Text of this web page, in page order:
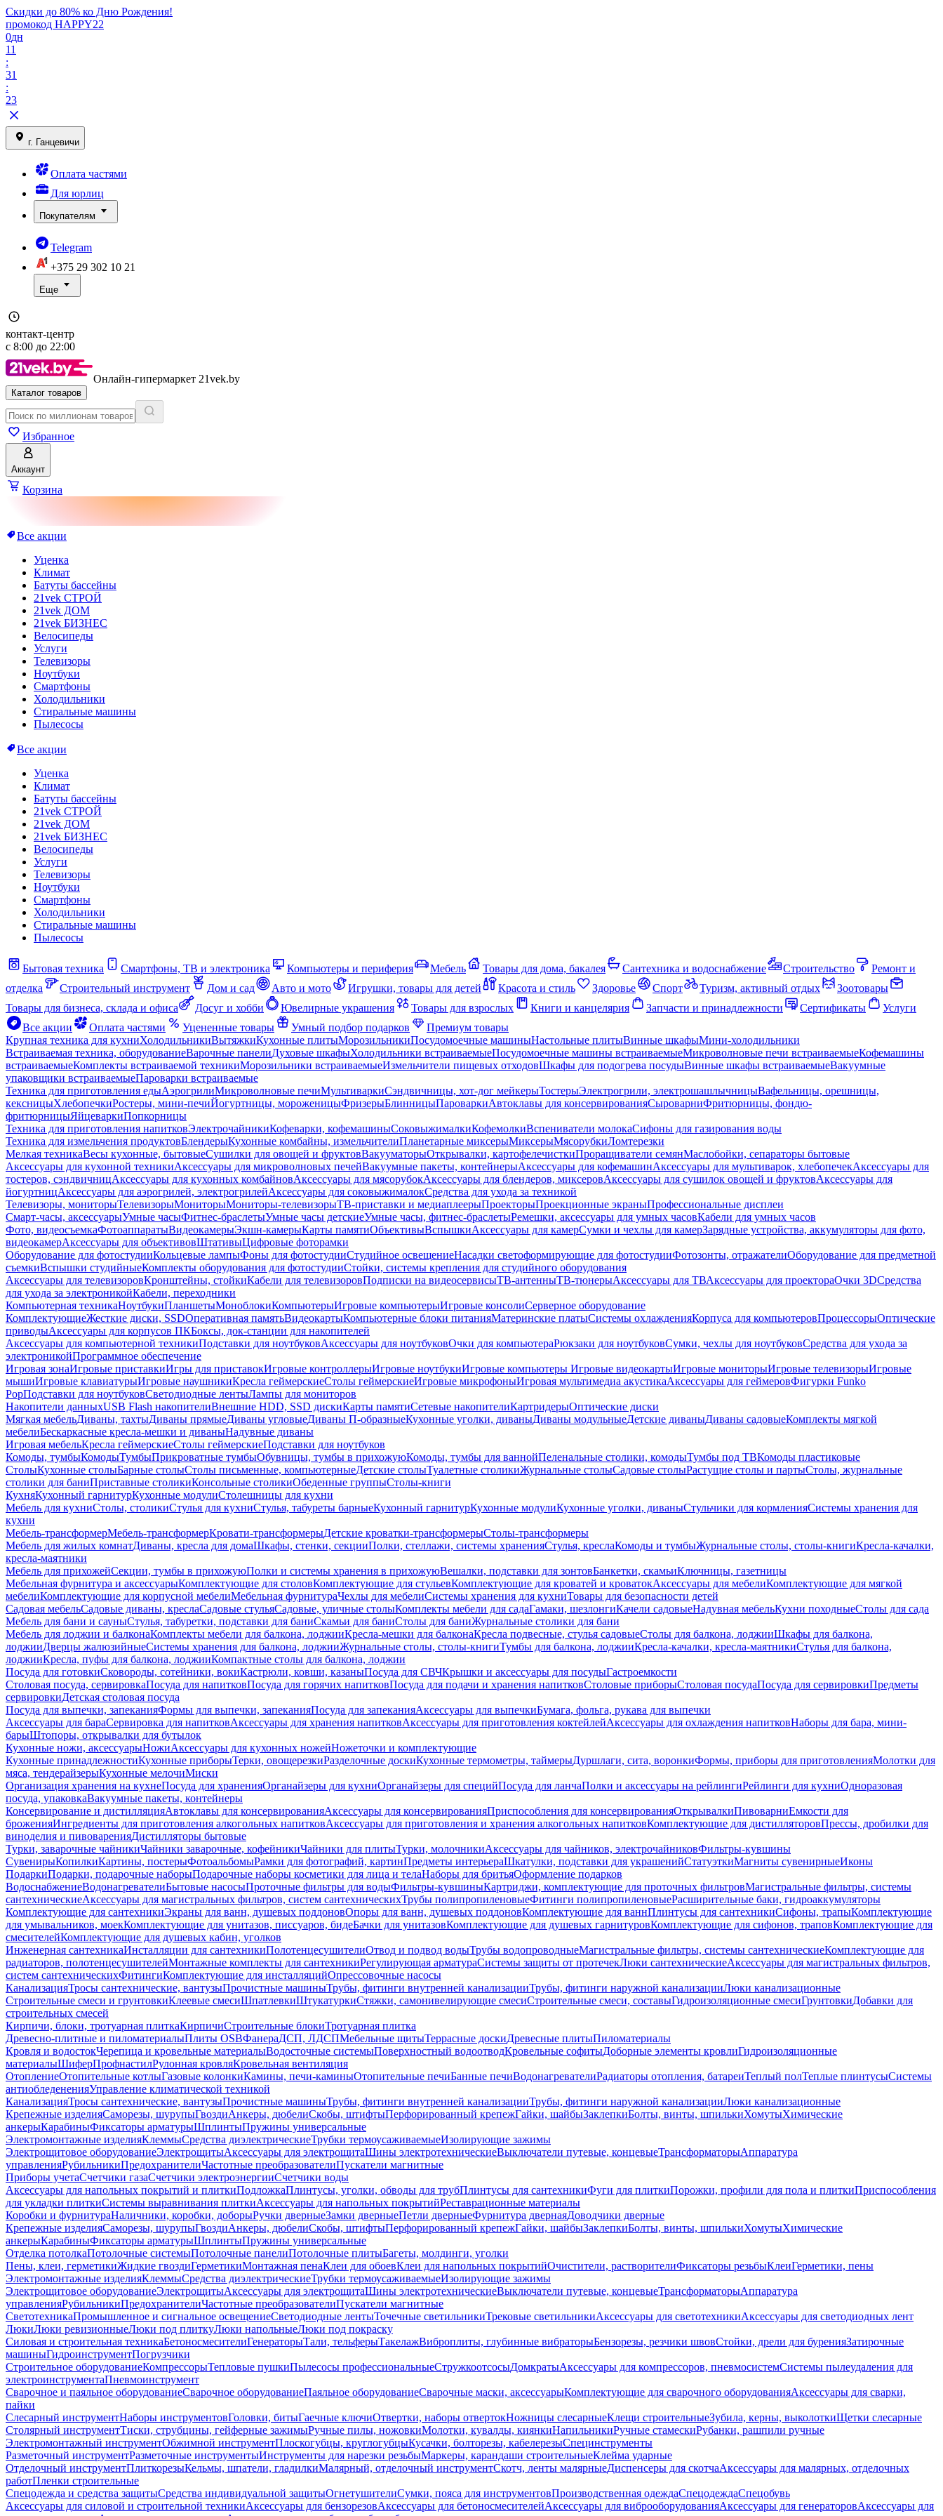
Скидки до 80% ко Дню Рождения!
промокод HAPPY22
0дн
11
:
31
:
23
г. Ганцевичи
Оплата частями
Для юрлиц
Покупателям
Telegram
+375 29 302 10 21
Еще
контакт-центр
с 8:00 до 22:00
Онлайн-гипермаркет 21vek.by
Каталог товаров
Избранное
Аккаунт
Корзина
Все акции
Уценка
Климат
Батуты бассейны
21vek СТРОЙ
21vek ДОМ
21vek БИЗНЕС
Велосипеды
Услуги
Телевизоры
Ноутбуки
Смартфоны
Холодильники
Стиральные машины
Пылесосы
Все акции
Уценка
Климат
Батуты бассейны
21vek СТРОЙ
21vek ДОМ
21vek БИЗНЕС
Велосипеды
Услуги
Телевизоры
Ноутбуки
Смартфоны
Холодильники
Стиральные машины
Пылесосы
Бытовая техника Смартфоны, ТВ и электроника Компьютеры и периферия Мебель Товары для дома, бакалея Сантехника и водоснабжение Строительство
Ремонт и
отделка
Строительный инструмент Дом и сад Авто и мото Игрушки, товары для детей Красота и стиль Здоровье Спорт Туризм, активный отдых
Зоотовары
Товары для бизнеса, склада и офиса
Досуг и хобби Ювелирные украшения Товары для взрослых Книги и канцелярия Запчасти и принадлежности Сертификаты
Услуги
Все акции
Оплата частями Уцененные товары Умный подбор подарков
Премиум товары
Крупная техника для кухниХолодильникиВытяжкиКухонные плитыМорозильникиПосудомоечные машиныНастольные плитыВинные шкафыМини-холодильники
Встраиваемая техника, оборудованиеВарочные панелиДуховые шкафыХолодильники встраиваемыеПосудомоечные машины встраиваемыеМикроволновые печи встраиваемыеКофемашины
встраиваемыеКомплекты встраиваемой техникиМорозильники встраиваемыеИзмельчители пищевых отходовШкафы для подогрева посудыВинные шкафы встраиваемыеВакуумные
упаковщики встраиваемыеПароварки встраиваемые
Техника для приготовления едыАэрогрилиМикроволновые печиМультиваркиСэндвичницы, хот-дог мейкерыТостерыЭлектрогрили, электрошашлычницыВафельницы, орешницы,
кексницыХлебопечкиРостеры, мини-печиЙогуртницы, мороженицыФризерыБлинницыПароваркиАвтоклавы для консервированияСыроварниФритюрницы, фондю-
фритюрницыЯйцеваркиПопкорницы
Техника для приготовления напитковЭлектрочайникиКофеварки, кофемашиныСоковыжималкиКофемолкиВспениватели молокаСифоны для газирования воды
Техника для измельчения продуктовБлендерыКухонные комбайны, измельчителиПланетарные миксерыМиксерыМясорубкиЛомтерезки
Мелкая техникаВесы кухонные, бытовыеСушилки для овощей и фруктовВакууматорыОткрывалки, картофелечисткиПроращиватели семянМаслобойки, сепараторы бытовые
Аксессуары для кухонной техникиАксессуары для микроволновых печейВакуумные пакеты, контейнерыАксессуары для кофемашинАксессуары для мультиварок, хлебопечекАксессуары для
тостеров, сэндвичницАксессуары для кухонных комбайновАксессуары для мясорубокАксессуары для блендеров, миксеровАксессуары для сушилок овощей и фруктовАксессуары для
йогуртницАксессуары для аэрогрилей, электрогрилейАксессуары для соковыжималокСредства для ухода за техникой
Телевизоры, мониторыТелевизорыМониторыМониторы-телевизорыТВ-приставки и медиаплеерыПроекторыПроекционные экраныПрофессиональные дисплеи
Смарт-часы, аксессуарыУмные часыФитнес-браслетыУмные часы детскиеУмные часы, фитнес-браслетыРемешки, аксессуары для умных часовКабели для умных часов
Фото, видеосъемкаФотоаппаратыВидеокамерыЭкшн-камерыКарты памятиОбъективыВспышкиАксессуары для камерСумки и чехлы для камерЗарядные устройства, аккумуляторы для фото,
видеокамерАксессуары для объективовШтативыЦифровые фоторамки
Оборудование для фотостудииКольцевые лампыФоны для фотостудииСтудийное освещениеНасадки светоформирующие для фотостудииФотозонты, отражателиОборудование для предметной
съемкиВспышки студийныеКомплекты оборудования для фотостудииСтойки, системы крепления для студийного оборудования
Аксессуары для телевизоровКронштейны, стойкиКабели для телевизоровПодписки на видеосервисыТВ-антенныТВ-тюнерыАксессуары для ТВАксессуары для проектораОчки 3DСредства
для ухода за электроникойКабели, переходники
Компьютерная техникаНоутбукиПланшетыМоноблокиКомпьютерыИгровые компьютерыИгровые консолиСерверное оборудование
КомплектующиеЖесткие диски, SSDОперативная памятьВидеокартыКомпьютерные блоки питанияМатеринские платыСистемы охлажденияКорпуса для компьютеровПроцессорыОптические
приводыАксессуары для корпусов ПКБоксы, док-станции для накопителей
Аксессуары для компьютерной техникиПодставки для ноутбуковАксессуары для ноутбуковОчки для компьютераРюкзаки для ноутбуковСумки, чехлы для ноутбуковСредства для ухода за
электроникойПрограммное обеспечение
Игровая зонаИгровые приставкиИгры для приставокИгровые контроллерыИгровые ноутбукиИгровые компьютеры Игровые видеокартыИгровые мониторыИгровые телевизорыИгровые
мышиИгровые клавиатурыИгровые наушникиКресла геймерскиеСтолы геймерскиеИгровые микрофоныИгровая мультимедиа акустикаАксессуары для геймеровФигурки Funko
PopПодставки для ноутбуковСветодиодные лентыЛампы для мониторов
Накопители данныхUSB Flash накопителиВнешние HDD, SSD дискиКарты памятиСетевые накопителиКартридерыОптические диски
Мягкая мебельДиваны, тахтыДиваны прямыеДиваны угловыеДиваны П-образныеКухонные уголки, диваныДиваны модульныеДетские диваныДиваны садовыеКомплекты мягкой
мебелиБескаркасные кресла-мешки и диваныНадувные диваны
Игровая мебельКресла геймерскиеСтолы геймерскиеПодставки для ноутбуков
Комоды, тумбыКомодыТумбыПрикроватные тумбыОбувницы, тумбы в прихожуюКомоды, тумбы для ваннойПеленальные столики, комодыТумбы под ТВКомоды пластиковые
СтолыКухонные столыБарные столыСтолы письменные, компьютерныеДетские столыТуалетные столикиЖурнальные столыСадовые столыРастущие столы и партыСтолы, журнальные
столики для баниПриставные столикиКонсольные столикиОбеденные группыСтолы-книги
КухняКухонный гарнитурКухонные модулиСтолешницы для кухни
Мебель для кухниСтолы, столикиСтулья для кухниСтулья, табуреты барныеКухонный гарнитурКухонные модулиКухонные уголки, диваныСтульчики для кормленияСистемы хранения для
кухни
Мебель-трансформерМебель-трансформерКровати-трансформерыДетские кроватки-трансформерыСтолы-трансформеры
Мебель для жилых комнатДиваны, кресла для домаШкафы, стенки, секцииПолки, стеллажи, системы храненияСтулья, креслаКомоды и тумбыЖурнальные столы, столы-книгиКресла-качалки,
кресла-маятники
Мебель для прихожейСекции, тумбы в прихожуюПолки и системы хранения в прихожуюВешалки, подставки для зонтовБанкетки, скамьиКлючницы, газетницы
Мебельная фурнитура и аксессуарыКомплектующие для столовКомплектующие для стульевКомплектующие для кроватей и кроватокАксессуары для мебелиКомплектующие для мягкой
мебелиКомплектующие для корпусной мебелиМебельная фурнитураЧехлы для мебелиСистемы хранения для кухниТовары для безопасности детей
Садовая мебельСадовые диваны, креслаСадовые стульяСадовые, уличные столыКомплекты мебели для садаГамаки, шезлонгиКачели садовыеНадувная мебельКухни походныеСтолы для сада
Мебель для бани и сауныСтулья, табуретки, подставки для баниСкамьи для баниСтолы для баниЖурнальные столики для бани
Мебель для лоджии и балконаКомплекты мебели для балкона, лоджииКресла-мешки для балконаКресла подвесные, стулья садовыеСтолы для балкона, лоджииШкафы для балкона,
лоджииДверцы жалюзийныеСистемы хранения для балкона, лоджииЖурнальные столы, столы-книгиТумбы для балкона, лоджииКресла-качалки, кресла-маятникиСтулья для балкона,
лоджииКресла, пуфы для балкона, лоджииКомпактные столы для балкона, лоджии
Посуда для готовкиСковороды, сотейники, вокиКастрюли, ковши, казаныПосуда для СВЧКрышки и аксессуары для посудыГастроемкости
Столовая посуда, сервировкаПосуда для напитковПосуда для горячих напитковПосуда для подачи и хранения напитковСтоловые приборыСтоловая посудаПосуда для сервировкиПредметы
сервировкиДетская столовая посуда
Посуда для выпечки, запеканияФормы для выпечки, запеканияПосуда для запеканияАксессуары для выпечкиБумага, фольга, рукава для выпечки
Аксессуары для бараСервировка для напитковАксессуары для хранения напитковАксессуары для приготовления коктейлейАксессуары для охлаждения напитковНаборы для бара, мини-
барыШтопоры, открывалки для бутылок
Кухонные ножи, аксессуарыНожиАксессуары для кухонных ножейНожеточки и комплектующие
Кухонные принадлежностиКухонные приборыТерки, овощерезкиРазделочные доскиКухонные термометры, таймерыДуршлаги, сита, воронкиФормы, приборы для приготовленияМолотки для
мяса, тендерайзерыКухонные мелочиМиски
Организация хранения на кухнеПосуда для храненияОрганайзеры для кухниОрганайзеры для специйПосуда для ланчаПолки и аксессуары на рейлингиРейлинги для кухниОдноразовая
посуда, упаковкаВакуумные пакеты, контейнеры
Консервирование и дистилляцияАвтоклавы для консервированияАксессуары для консервированияПриспособления для консервированияОткрывалкиПивоварниЕмкости для
броженияИнгредиенты для приготовления алкогольных напитковАксессуары для приготовления и хранения алкогольных напитковКомплектующие для дистилляторовПрессы, дробилки для
виноделия и пивоваренияДистилляторы бытовые
Турки, заварочные чайникиЧайники заварочные, кофейникиЧайники для плитыТурки, молочникиАксессуары для чайников, электрочайниковФильтры-кувшины
СувенирыКопилкиКартины, постерыФотоальбомыРамки для фотографий, картинПредметы интерьераШкатулки, подставки для украшенийСтатуэткиМагниты сувенирныеИконы
ПодаркиПодарки, подарочные наборыПодарочные наборы косметики для лица и телаНаборы для бритьяОформление подарков
ВодоснабжениеВодонагревателиБытовые насосыПроточные фильтры для водыФильтры-кувшиныКартриджи, комплектующие для проточных фильтровМагистральные фильтры, системы
сантехническиеАксессуары для магистральных фильтров, систем сантехническихТрубы полипропиленовыеФитинги полипропиленовыеРасширительные баки, гидроаккумуляторы
Комплектующие для сантехникиЭкраны для ванн, душевых поддоновОпоры для ванн, душевых поддоновКомплектующие для ваннПлинтусы для сантехникиСифоны, трапыКомплектующие
для умывальников, моекКомплектующие для унитазов, писсуаров, бидеБачки для унитазовКомплектующие для душевых гарнитуровКомплектующие для сифонов, траповКомплектующие для
смесителейКомплектующие для душевых кабин, уголков
Инженерная сантехникаИнсталляции для сантехникиПолотенцесушителиОтвод и подвод водыТрубы водопроводныеМагистральные фильтры, системы сантехническиеКомплектующие для
радиаторов, полотенцесушителейМонтажные комплекты для сантехникиРегулирующая арматураСистемы защиты от протечекЛюки сантехническиеАксессуары для магистральных фильтров,
систем сантехническихФитингиКомплектующие для инсталляцийОпрессовочные насосы
КанализацияТросы сантехнические, вантузыПрочистные машиныТрубы, фитинги внутренней канализацииТрубы, фитинги наружной канализацииЛюки канализационные
Строительные смеси и грунтовкиКлеевые смесиШпатлевкиШтукатуркиСтяжки, самонивелирующие смесиСтроительные смеси, составыГидроизоляционные смесиГрунтовкиДобавки для
строительных смесей
Кирпичи, блоки, тротуарная плиткаКирпичиСтроительные блокиТротуарная плитка
Древесно-плитные и пиломатериалыПлиты OSBФанераДСП, ЛДСПМебельные щитыТеррасные доскиДревесные плитыПиломатериалы
Кровля и водостокЧерепица и кровельные материалыВодосточные системыПоверхностный водоотводКровельные софитыДоборные элементы кровлиГидроизоляционные
материалыШиферПрофнастилРулонная кровляКровельная вентиляция
ОтоплениеОтопительные котлыГазовые колонкиКамины, печи-каминыОтопительные печиБанные печиВодонагревателиРадиаторы отопления, батареиТеплый полТеплые плинтусыСистемы
антиобледененияУправление климатической техникой
КанализацияТросы сантехнические, вантузыПрочистные машиныТрубы, фитинги внутренней канализацииТрубы, фитинги наружной канализацииЛюки канализационные
Крепежные изделияСаморезы, шурупыГвоздиАнкеры, дюбелиСкобы, штифтыПерфорированный крепежГайки, шайбыЗаклепкиБолты, винты, шпилькиХомутыХимические
анкерыКарабиныФиксаторы арматурыШплинтыПружины универсальные
Электромонтажные изделияКлеммыСредства диэлектрическиеТрубки термоусаживаемыеИзолирующие зажимы
Электрощитовое оборудованиеЭлектрощитыАксессуары для электрощитаШины электротехническиеВыключатели путевые, концевыеТрансформаторыАппаратура
управленияРубильникиПредохранителиЧастотные преобразователиПускатели магнитные
Приборы учетаСчетчики газаСчетчики электроэнергииСчетчики воды
Аксессуары для напольных покрытий и плиткиПодложкаПлинтусы, уголки, обводы для трубПлинтусы для сантехникиФуги для плиткиПорожки, профили для пола и плиткиПриспособления
для укладки плиткиСистемы выравнивания плиткиАксессуары для напольных покрытийРеставрационные материалы
Коробки и фурнитураНаличники, коробки, доборыРучки дверныеЗамки дверныеПетли дверныеФурнитура двернаяДоводчики дверные
Крепежные изделияСаморезы, шурупыГвоздиАнкеры, дюбелиСкобы, штифтыПерфорированный крепежГайки, шайбыЗаклепкиБолты, винты, шпилькиХомутыХимические
анкерыКарабиныФиксаторы арматурыШплинтыПружины универсальные
Отделка потолкаПотолочные системыПотолочные панелиПотолочные плитыБагеты, молдинги, уголки
Пены, клеи, герметикиЖидкие гвоздиГерметикиМонтажная пенаКлеи для обоевКлеи для напольных покрытийОчистители, растворителиФиксаторы резьбыКлеиГерметики, пены
Электромонтажные изделияКлеммыСредства диэлектрическиеТрубки термоусаживаемыеИзолирующие зажимы
Электрощитовое оборудованиеЭлектрощитыАксессуары для электрощитаШины электротехническиеВыключатели путевые, концевыеТрансформаторыАппаратура
управленияРубильникиПредохранителиЧастотные преобразователиПускатели магнитные
СветотехникаПромышленное и сигнальное освещениеСветодиодные лентыТочечные светильникиТрековые светильникиАксессуары для светотехникиАксессуары для светодиодных лент
ЛюкиЛюки ревизионныеЛюки под плиткуЛюки напольныеЛюки под покраску
Силовая и строительная техникаБетоносмесителиГенераторыТали, тельферыТакелажВиброплиты, глубинные вибраторыБензорезы, резчики швовСтойки, дрели для буренияЗатирочные
машиныГидроинструментПогрузчики
Строительное оборудованиеКомпрессорыТепловые пушкиПылесосы профессиональныеСтружкоотсосыДомкратыАксессуары для компрессоров, пневмосистемСистемы пылеудаления для
электроинструментаПневмоинструмент
Сварочное и паяльное оборудованиеСварочное оборудованиеПаяльное оборудованиеСварочные маски, аксессуарыКомплектующие для сварочного оборудованияАксессуары для сварки,
пайки
Слесарный инструментНаборы инструментовГоловки, битыГаечные ключиОтвертки, наборы отвертокНожницы слесарныеКлещи строительныеЗубила, керны, выколоткиЩетки слесарные
Столярный инструментТиски, струбцины, гейферные зажимыРучные пилы, ножовкиМолотки, кувалды, киянкиНапильникиРучные стамескиРубанки, рашпили ручные
Электромонтажный инструментОбжимной инструментПлоскогубцы, круглогубцыКусачки, болторезы, кабелерезыСпецинструменты
Разметочный инструментРазметочные инструментыИнструменты для нарезки резьбыМаркеры, карандаши строительныеКлейма ударные
Отделочный инструментПлиткорезыКельмы, шпатели, гладилкиМалярный, отделочный инструментСкотч, ленты малярныеДиспенсеры для скотчаАксессуары для малярных, отделочных
работПленки строительные
Спецодежда и средства защитыСредства индивидуальной защитыОгнетушителиСумки, пояса для инструментовПроизводственная одеждаСпецодеждаСпецобувь
Аксессуары для силовой и строительной техникиАксессуары для бензорезовАксессуары для бетоносмесителейАксессуары для виброоборудованияАксессуары для генераторовАксессуары для